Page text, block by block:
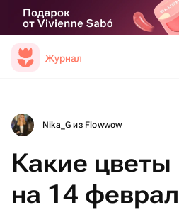
Журнал
Nika_G из Flowwow
Какие цветы
на 14